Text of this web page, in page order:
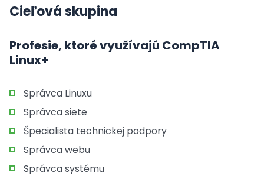
Cieľová skupina
Profesie, ktoré využívajú CompTIA
Linux+
Správca Linuxu
Správca siete
Špecialista technickej podpory
Správca webu
Správca systému